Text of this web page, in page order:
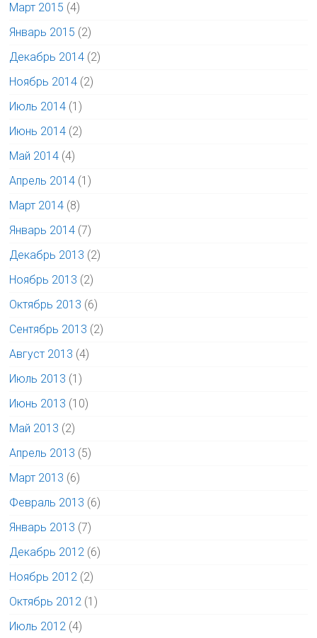
Март 2015 (4)
Январь 2015 (2)
Декабрь 2014 (2)
Ноябрь 2014 (2)
Июль 2014 (1)
Июнь 2014 (2)
Май 2014 (4)
Апрель 2014 (1)
Март 2014 (8)
Январь 2014 (7)
Декабрь 2013 (2)
Ноябрь 2013 (2)
Октябрь 2013 (6)
Сентябрь 2013 (2)
Август 2013 (4)
Июль 2013 (1)
Июнь 2013 (10)
Май 2013 (2)
Апрель 2013 (5)
Март 2013 (6)
Февраль 2013 (6)
Январь 2013 (7)
Декабрь 2012 (6)
Ноябрь 2012 (2)
Октябрь 2012 (1)
Июль 2012 (4)